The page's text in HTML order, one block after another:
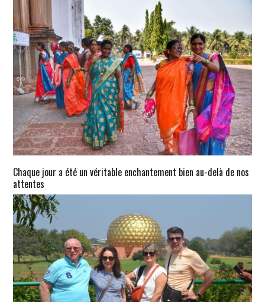
Chaque jour a été un véritable enchantement bien au-delà de nos
attentes